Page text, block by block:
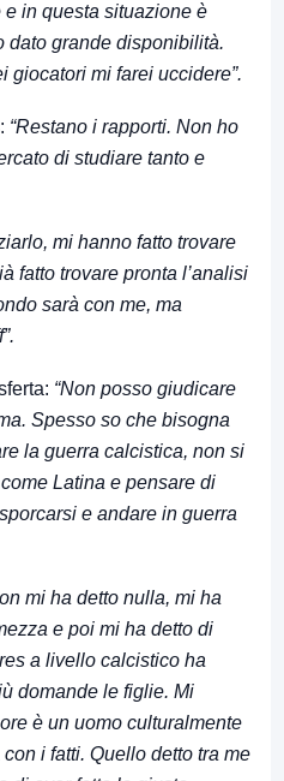
in questa situazione è
dato grande disponibilità.
giocatori mi farei uccidere”.
“Restano i rapporti. Non ho
di studiare tanto e
mi hanno fatto trovare
fatto trovare pronta l’analisi
sarà con me, ma
“Non posso giudicare
Spesso so che bisogna
la guerra calcistica, non si
Latina e pensare di
e andare in guerra
mi ha detto nulla, mi ha
e poi mi ha detto di
a livello calcistico ha
domande le figlie. Mi
è un uomo culturalmente
i fatti. Quello detto tra me